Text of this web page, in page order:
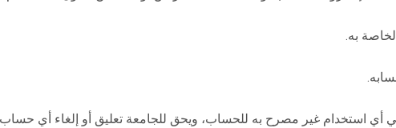
به.
في أي استخدام غير مصرح به للحساب، ويحق للجامعة تعليق أو إلغاء أي